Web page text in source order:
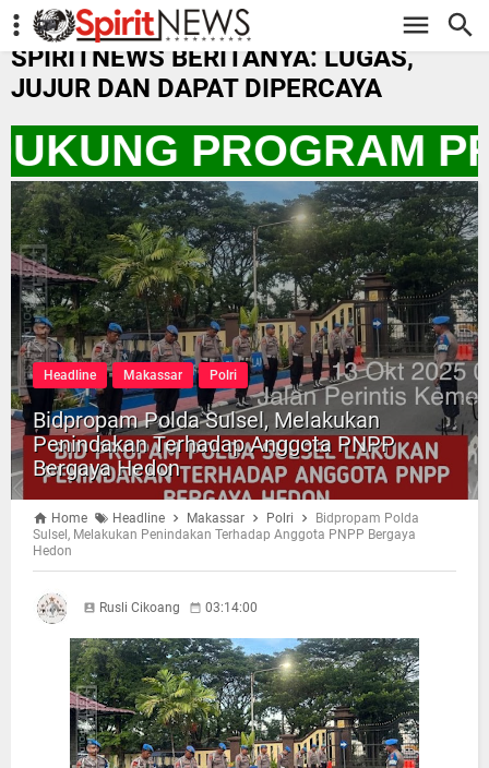
-->
SPIRITNEWS BERITANYA: LUGAS,
JUJUR DAN DAPAT DIPERCAYA
PROGRAM
Headline Makassar Polri
Bidpropam Polda Sulsel, Melakukan
Penindakan Terhadap Anggota PNPP
Bergaya Hedon
Home Headline Makassar Polri
Bidpropam Polda
Sulsel, Melakukan Penindakan Terhadap Anggota PNPP Bergaya
Hedon
Rusli Cikoang 03:14:00